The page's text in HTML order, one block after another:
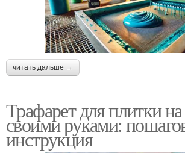
читать дальше →
Трафарет для плитки
своими руками:
инструкция